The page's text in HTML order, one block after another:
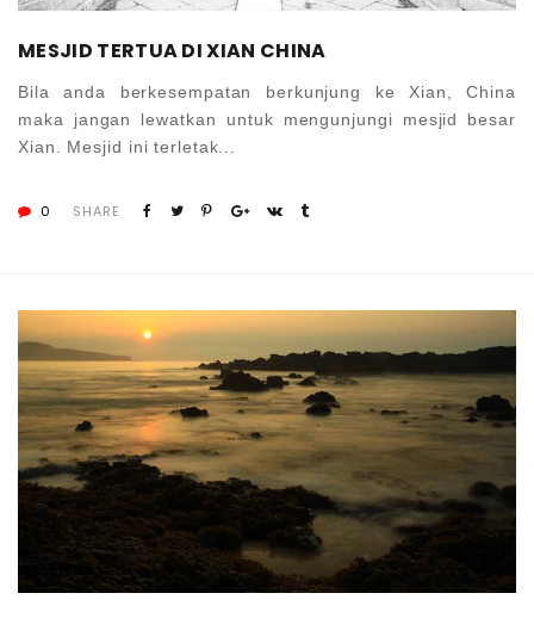
MESJID TERTUA DI XIAN CHINA
Bila anda berkesempatan berkunjung ke Xian, China
maka jangan lewatkan untuk mengunjungi mesjid besar
Xian. Mesjid ini terletak...
0 SHARE